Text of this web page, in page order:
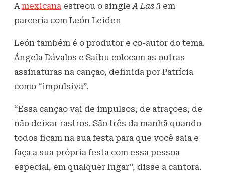
Amexicana estreou o single A Las 3 em
parceria com León Leiden
León também é o produtor e co-autor do tema.
Ángela Dávalos e Saibu colocam as outras
assinaturas na canção, definida por Patrícia
como “impulsiva”.
“Essa canção vai de impulsos, de atrações, de
não deixar rastros. São três da manhã quando
todos ficam na sua festa para que você saia e
faça a sua própria festa com essa pessoa
especial, em qualquer lugar”, disse a cantora.